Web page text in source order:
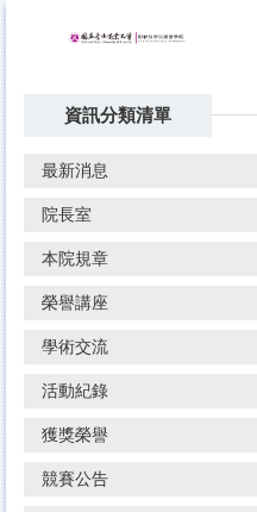
資訊分類清單
最新消息
院長室
本院規章
榮譽講座
學術交流
活動紀錄
獲獎榮譽
競賽公告